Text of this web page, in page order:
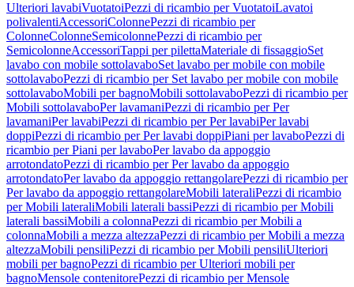
Ulteriori lavabiVuotatoiPezzi di ricambio per VuotatoiLavatoi
polivalentiAccessoriColonnePezzi di ricambio per
ColonneColonneSemicolonnePezzi di ricambio per
SemicolonneAccessoriTappi per pilettaMateriale di fissaggioSet
lavabo con mobile sottolavaboSet lavabo per mobile con mobile
sottolavaboPezzi di ricambio per Set lavabo per mobile con mobile
sottolavaboMobili per bagnoMobili sottolavaboPezzi di ricambio per
Mobili sottolavaboPer lavamaniPezzi di ricambio per Per
lavamaniPer lavabiPezzi di ricambio per Per lavabiPer lavabi
doppiPezzi di ricambio per Per lavabi doppiPiani per lavaboPezzi di
ricambio per Piani per lavaboPer lavabo da appoggio
arrotondatoPezzi di ricambio per Per lavabo da appoggio
arrotondatoPer lavabo da appoggio rettangolarePezzi di ricambio per
Per lavabo da appoggio rettangolareMobili lateraliPezzi di ricambio
per Mobili lateraliMobili laterali bassiPezzi di ricambio per Mobili
laterali bassiMobili a colonnaPezzi di ricambio per Mobili a
colonnaMobili a mezza altezzaPezzi di ricambio per Mobili a mezza
altezzaMobili pensiliPezzi di ricambio per Mobili pensiliUlteriori
mobili per bagnoPezzi di ricambio per Ulteriori mobili per
bagnoMensole contenitorePezzi di ricambio per Mensole